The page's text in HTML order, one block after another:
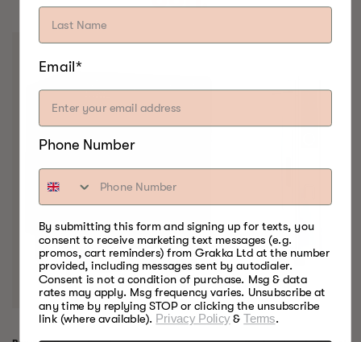
Email*
Phone Number
By submitting this form and signing up for texts, you
consent to receive marketing text messages (e.g.
promos, cart reminders) from Grakka Ltd at the number
provided, including messages sent by autodialer.
Consent is not a condition of purchase. Msg & data
rates may apply. Msg frequency varies. Unsubscribe at
any time by replying STOP or clicking the unsubscribe
link (where available). Privacy Policy&Terms.